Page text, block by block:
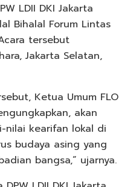
LDII DKI Jakarta
Bihalal Forum Lintas
tersebut
Jakarta Selatan,
Ketua Umum FLO
akan
nilai kearifan lokal di
budaya asing yang
bangsa,” ujarnya.